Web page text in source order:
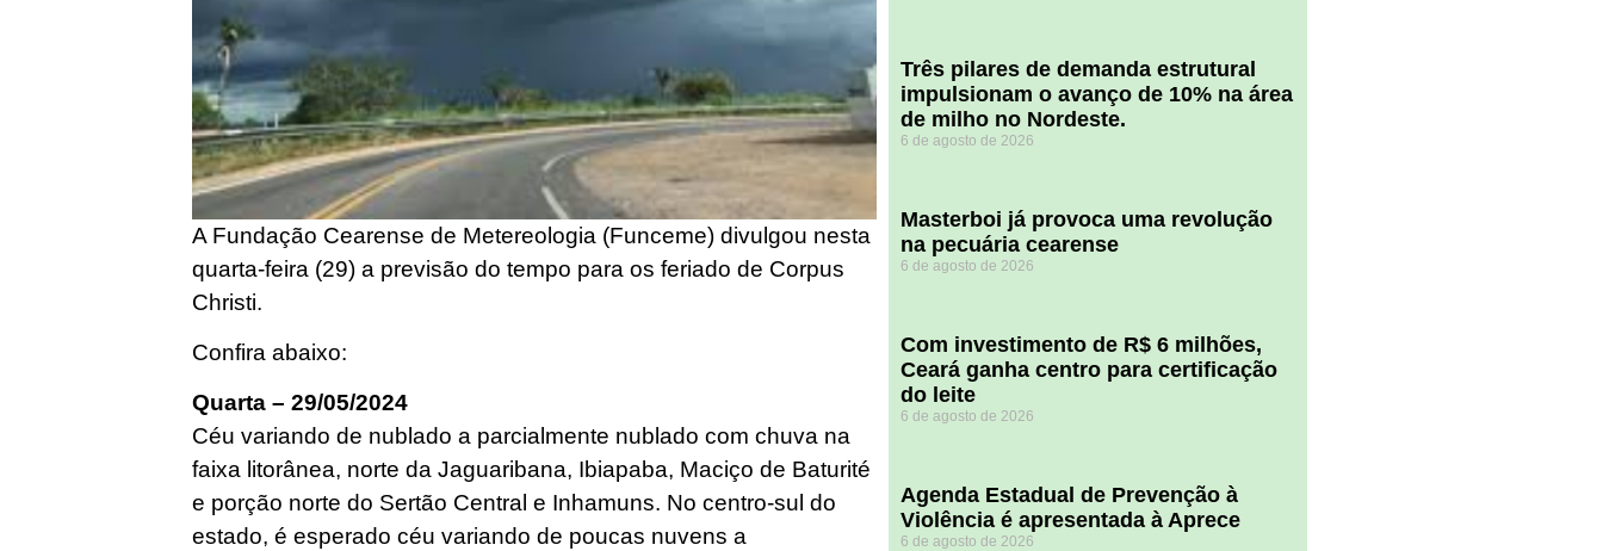
A Fundação Cearense de Metereologia (Funceme) divulgou nesta
quarta-feira (29) a previsão do tempo para os feriado de Corpus
Christi.
Confira abaixo:
Quarta – 29/05/2024
Céu variando de nublado a parcialmente nublado com chuva na
faixa litorânea, norte da Jaguaribana, Ibiapaba, Maciço de Baturité
e porção norte do Sertão Central e Inhamuns. No centro-sul do
estado, é esperado céu variando de poucas nuvens a
​Três pilares de demanda estrutural
impulsionam o avanço de 10% na área
de milho no Nordeste.
6 de agosto de 2026
Masterboi já provoca uma revolução
na pecuária cearense
6 de agosto de 2026
Com investimento de R$ 6 milhões,
Ceará ganha centro para certificação
do leite
6 de agosto de 2026
Agenda Estadual de Prevenção à
Violência é apresentada à Aprece
6 de agosto de 2026